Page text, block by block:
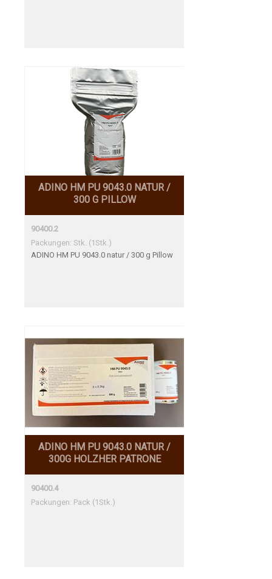
ADINO HM PU 9043.0 NATUR /
300 G PILLOW
90400.2
Packungen: Stk. (1Stk.)
ADINO HM PU 9043.0 natur / 300 g Pillow
ADINO HM PU 9043.0 NATUR /
300G HOLZHER PATRONE
90400.4
Packungen: Pack (1Stk.)